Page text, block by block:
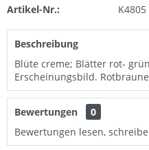
Artikel-Nr.: K4805
Beschreibung
Blüte creme; Blätter rot-
Erscheinungsbild.
Bewertungen
0
Bewertungen lesen,